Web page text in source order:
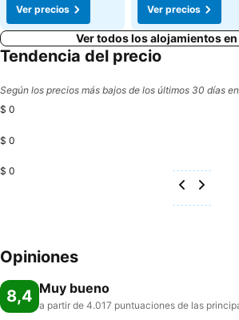
Ver precios
Ver precios
Ver todos los alojamientos
Tendencia del precio
Según los precios más bajos de los últimos 30 días
$ 0
$ 0
$ 0
Opiniones
8,4 Muy bueno
a partir de 4.017 puntuaciones de las